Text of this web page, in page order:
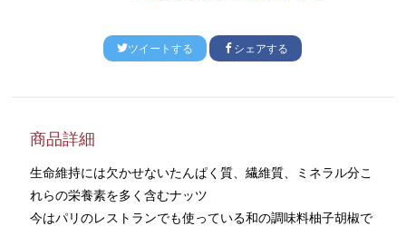
ツイートする シェアする
商品詳細
生命維持には欠かせないたんぱく質、繊維質、ミネラル分こ
れらの栄養素を多く含むナッツ
今はパリのレストランでも使っている和の調味料柚子胡椒で